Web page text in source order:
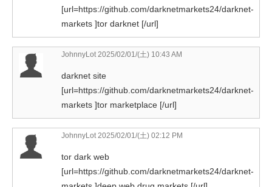
[url=https://github.com/darknetmarkets24/darknet-
markets ]tor darknet [/url]
JohnnyLot2025/02/01/(土) 10:43 AM
darknet site
[url=https://github.com/darknetmarkets24/darknet-
markets ]tor marketplace [/url]
JohnnyLot2025/02/01/(土) 02:12 PM
tor dark web
[url=https://github.com/darknetmarkets24/darknet-